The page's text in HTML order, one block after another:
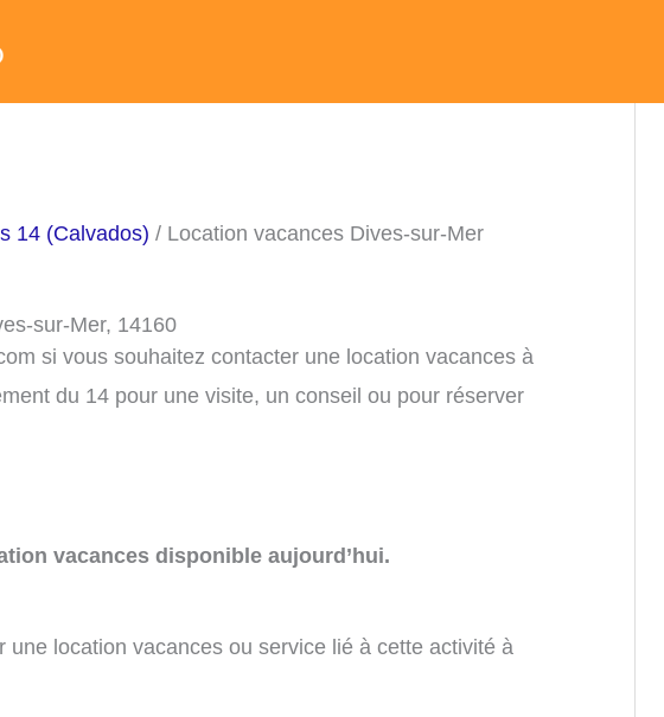
14 (Calvados) / Location vacances Dives-sur-Mer
sur-Mer, 14160
si vous souhaitez contacter une location vacances à
du 14 pour une visite, un conseil ou pour réserver
vacances disponible aujourd’hui.
location vacances ou service lié à cette activité à